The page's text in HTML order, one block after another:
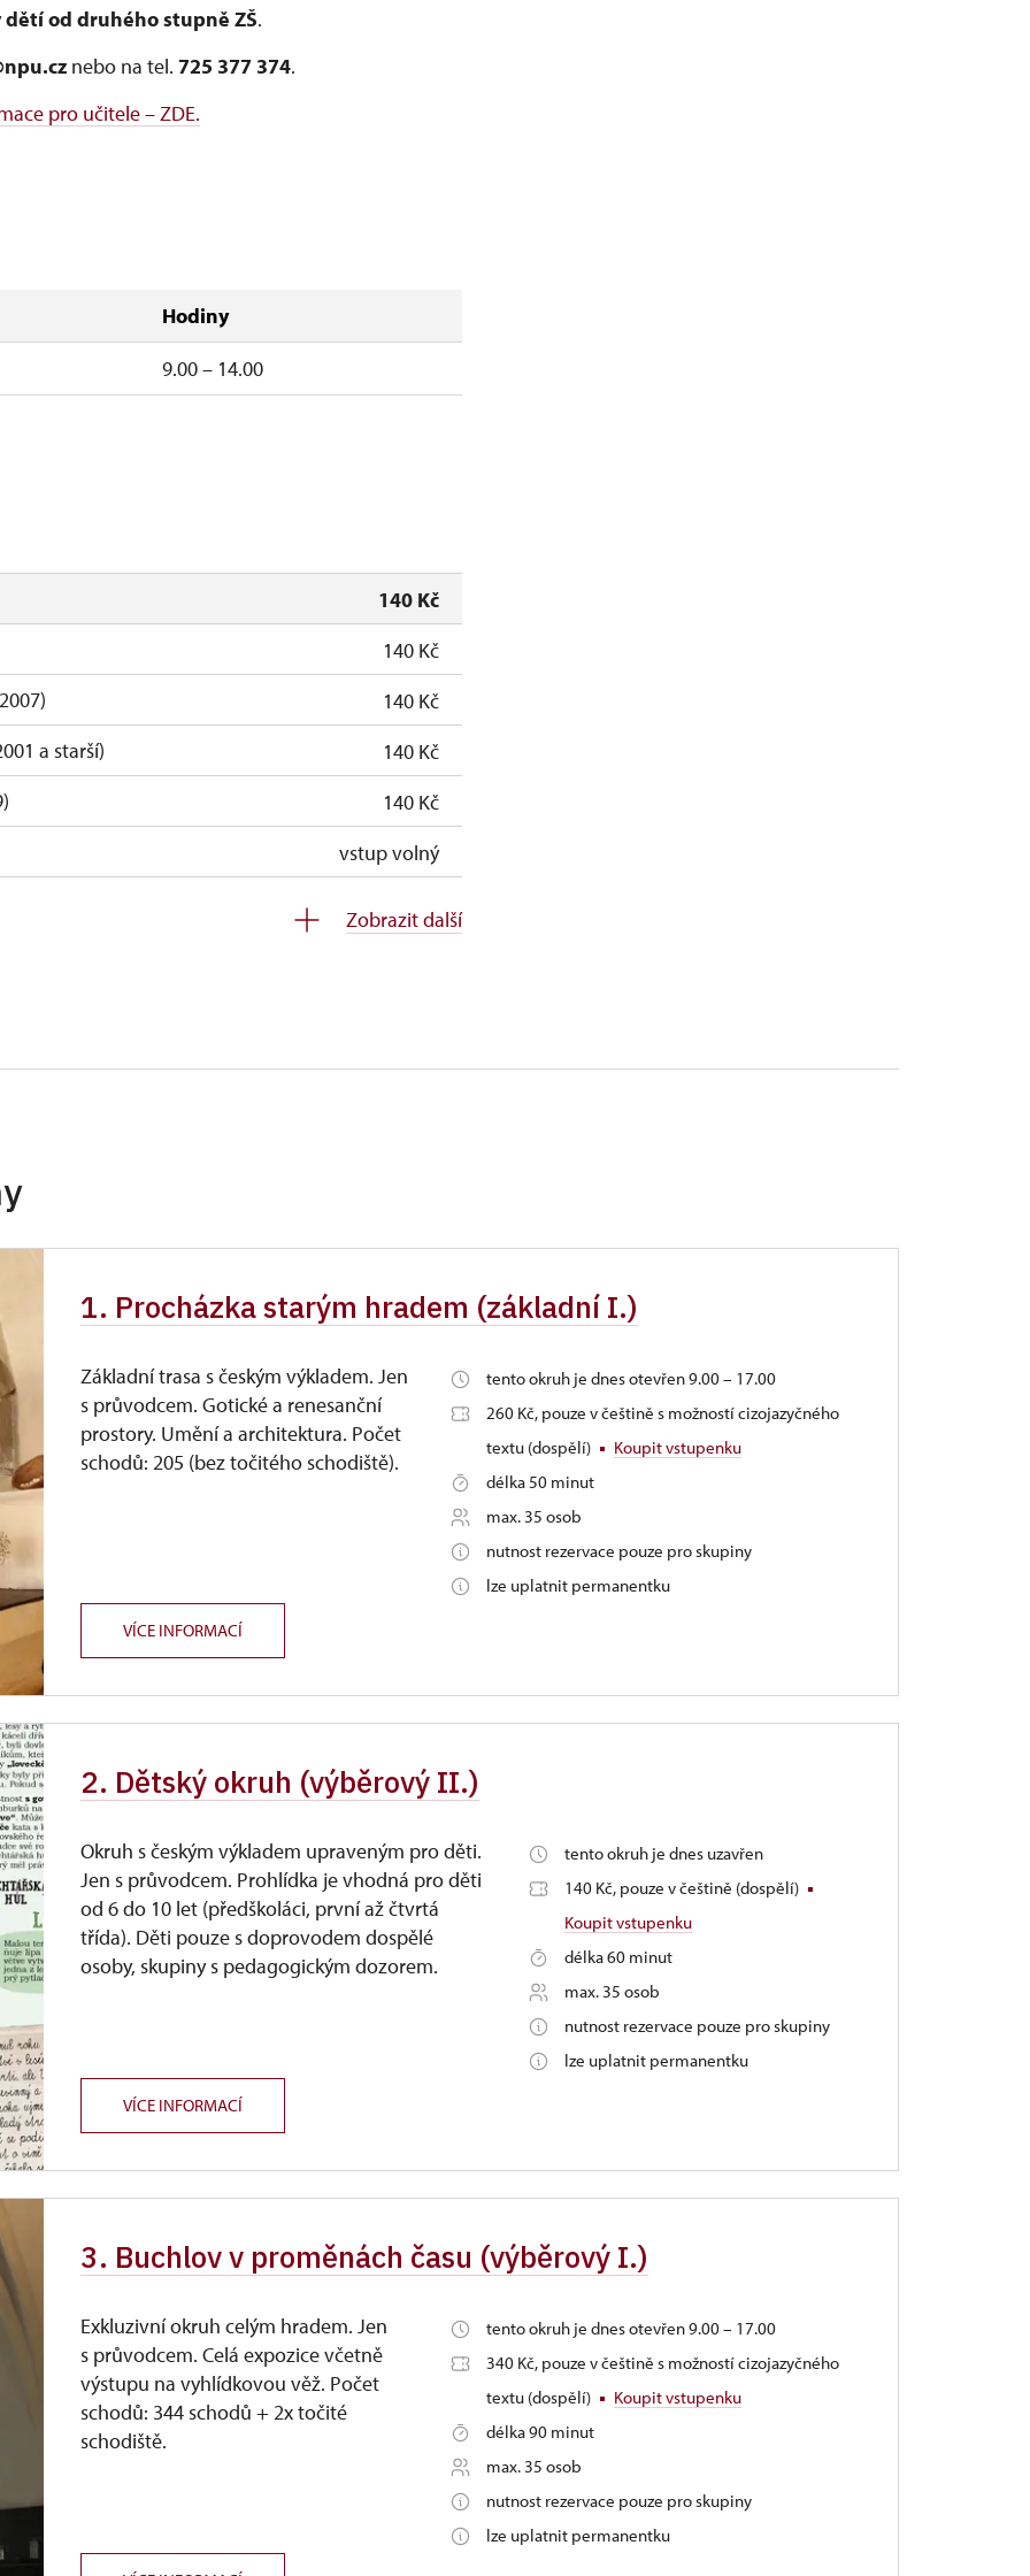
od druhého stupně ZŠ.
nebo na tel. 725 377 374.
pro učitele – ZDE.
Hodiny
9.00 – 14.00
140 Kč
140 Kč
140 Kč
a starší)
140 Kč
140 Kč
vstup volný
1 návštěvníka ZTP/P na společné
vstup volný
držitel)
vstup volný
3 osoby)
vstup volný
vstup volný
Zobrazit další
1. Procházka starým hradem (základní I.)
Základní trasa s českým výkladem. Jen
s průvodcem. Gotické a renesanční
prostory. Umění a architektura. Počet
schodů: 205 (bez točitého schodiště).
tento okruh je dnes otevřen 9.00 – 17.00
260 Kč, pouze v češtině s možností cizojazyčného
textu (dospělí)
Koupit vstupenku
délka 50 minut
max. 35 osob
nutnost rezervace pouze pro skupiny
lze uplatnit permanentku
VÍCE INFORMACÍ
2. Dětský okruh (výběrový II.)
Okruh s českým výkladem upraveným pro děti.
Jen s průvodcem. Prohlídka je vhodná pro děti
od 6 do 10 let (předškoláci, první až čtvrtá
třída). Děti pouze s doprovodem dospělé
osoby, skupiny s pedagogickým dozorem.
tento okruh je dnes uzavřen
140 Kč, pouze v češtině (dospělí)
Koupit vstupenku
délka 60 minut
max. 35 osob
nutnost rezervace pouze pro skupiny
lze uplatnit permanentku
VÍCE INFORMACÍ
3. Buchlov v proměnách času (výběrový I.)
Exkluzivní okruh celým hradem. Jen
s průvodcem. Celá expozice včetně
výstupu na vyhlídkovou věž. Počet
schodů: 344 schodů + 2x točité
schodiště.
tento okruh je dnes otevřen 9.00 – 17.00
340 Kč, pouze v češtině s možností cizojazyčného
textu (dospělí)
Koupit vstupenku
délka 90 minut
max. 35 osob
nutnost rezervace pouze pro skupiny
lze uplatnit permanentku